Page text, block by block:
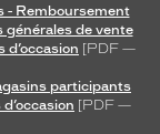
- Remboursement
générales de vente
[PDF —
participants
[PDF —